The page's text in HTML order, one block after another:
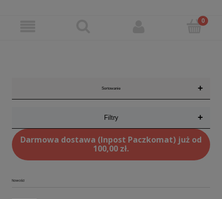
Sortowanie +
Filtry +
Darmowa dostawa (Inpost Paczkomat) już od
100,00 zł.
Nowości